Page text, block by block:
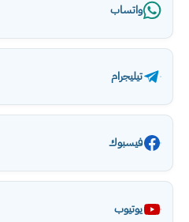
واتساب
تيليجرام
فيسبوك
يوتيوب